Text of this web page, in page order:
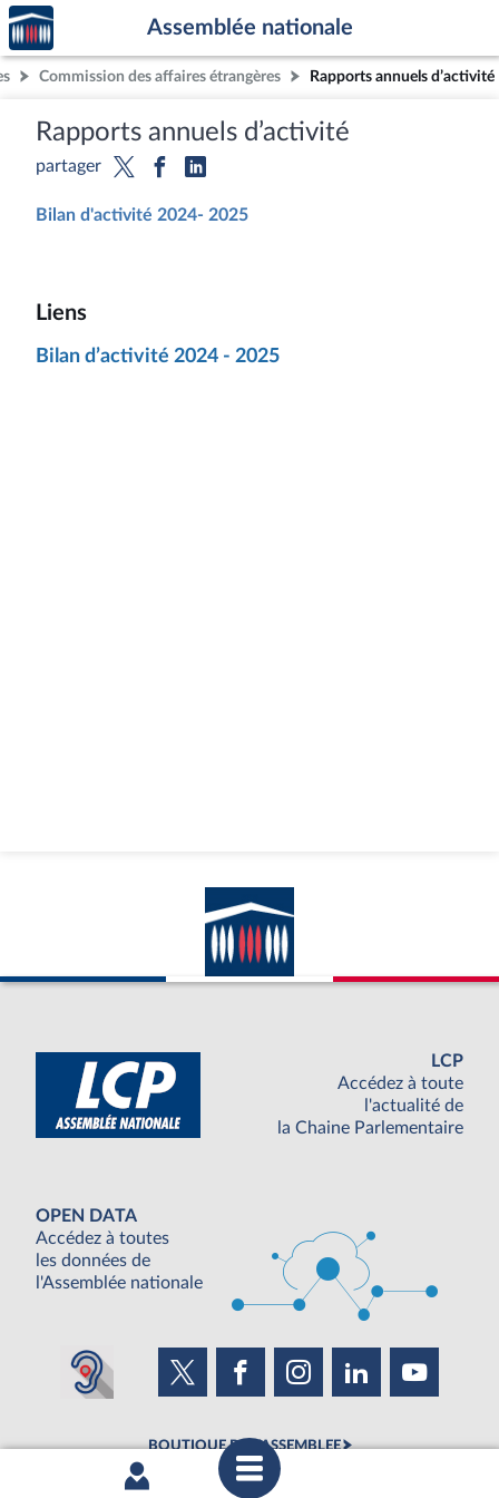
Aller au contenu
Aller en bas de la page
Accèder
à la
page
d'accueil
Assemblée nationale
Commission des affaires étrangères Rapports annuels d’activité
Rapports annuels d’activité
partager
Bilan d'activité 2024- 2025
Liens
Bilan d’activité 2024 - 2025
LCP
Accédez à toute
l'actualité de
la Chaine Parlementaire
OPEN DATA
Accédez à toutes
les données de
l'Assemblée nationale
BOUTIQUE DE L'ASSEMBLEE
UNE SEMAINE À L'ASSEMBLÉE